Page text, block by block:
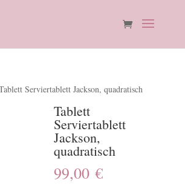
Serviertablett Jackson, quadratisch
Tablett
Serviertablett
Jackson,
quadratisch
99,00€